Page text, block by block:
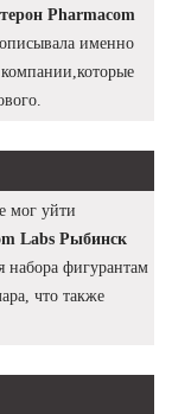
Pharmacom
именно
мог уйти
Labs Рыбинск
набора фигурантам
что также